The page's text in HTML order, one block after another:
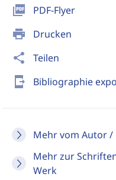
picture_as_pdf PDF-Flyer
print Drucken
share Teilen
send_to_mobile Bibliographie
Mehr vom Autor /
Mehr zur
Werk